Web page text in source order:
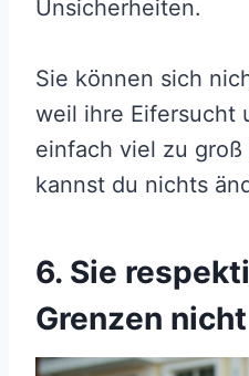
Unsicherheiten.
Sie können sich
weil ihre Eifersucht
einfach viel zu groß
kannst du nichts
6. Sie
Grenzen nicht